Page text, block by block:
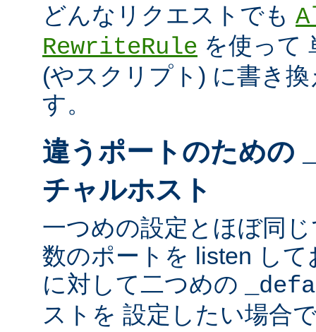
どんなリクエストでも
RewriteRule を使って
(やスクリプト) に書き
す。
違うポートのための
チャルホスト
一つめの設定とほぼ同
数のポートを listen し
に対して二つめの
ストを 設定したい場合